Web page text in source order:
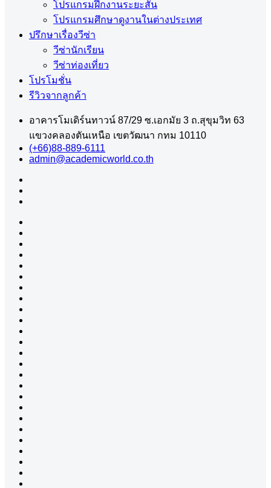
โปรแกรมฝึกงานระยะสั้น
โปรแกรมศึกษาดูงานในต่างประเทศ
ปรึกษาเรื่องวีซ่า
วีซ่านักเรียน
วีซ่าท่องเที่ยว
โปรโมชั่น
รีวิวจากลูกค้า
อาคารโมเดิร์นทาวน์ 87/29 ซ.เอกมัย 3 ถ.สุขุมวิท 63
แขวงคลองตันเหนือ เขตวัฒนา กทม 10110
(+66)88-889-6111
admin@academicworld.co.th